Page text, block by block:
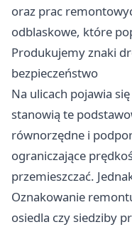
oraz prac
odblaskowe, które
Produkujemy znaki
bezpieczeństwo
Na ulicach pojawia
stanowią te
równorzędne i
ograniczające
przemieszczać.
Oznakowanie
osiedla czy siedziby